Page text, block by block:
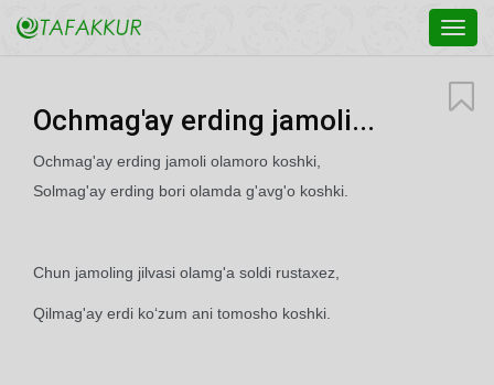
Ochmag'ay erding jamoli...
Ochmag'ay erding jamoli olamoro koshki,
Solmag'ay erding bori olamda g'avg'o koshki.
Chun jamoling jilvasi olamg'a soldi rustaxez,
Qilmag'ay erdi ko‘zum ani tomosho koshki.